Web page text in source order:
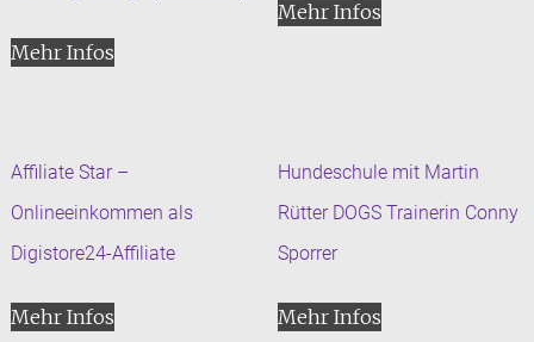
Mehr Infos
Mehr Infos
Affiliate Star –
Onlineeinkommen als
Digistore24-Affiliate
Mehr Infos
Hundeschule mit Martin
Rütter DOGS Trainerin Conny
Sporrer
Mehr Infos